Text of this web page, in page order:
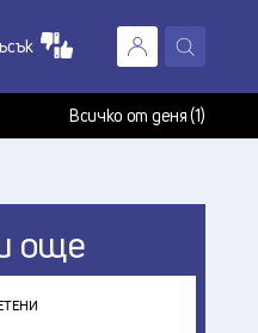
Всичко от деня (1)
още